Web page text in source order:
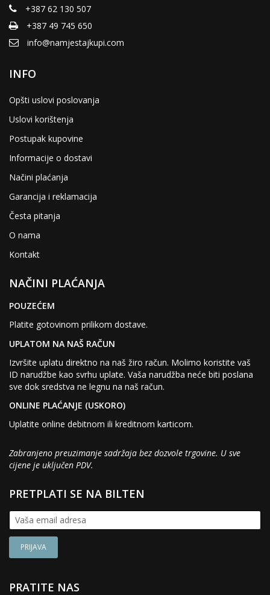
+387 62 130 507
+387 49 745 650
info@namjestajkupi.com
INFO
Opšti uslovi poslovanja
Uslovi korištenja
Postupak kupovine
Informacije o dostavi
Načini plaćanja
Garancija i reklamacija
Česta pitanja
O nama
Kontakt
NAČINI PLAĆANJA
POUZEĆEM
Platite gotovinom prilikom dostave.
UPLATOM NA NAŠ RAČUN
Izvršite uplatu direktno na naš žiro račun. Molimo koristite vaš
ID narudžbe kao svrhu uplate. Vaša narudžba neće biti poslana
sve dok sredstva ne legnu na naš račun.
ONLINE PLAĆANJE (USKORO)
Uplatite online debitnom ili kreditnom karticom.
Zabranjeno preuzimanje sadržaja bez dozvole trgovine. U sve
cijene je uključen PDV.
PRETPLATI SE NA BILTEN
PRATITE NAS